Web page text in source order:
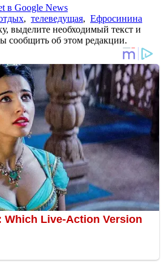
в Google News
, телеведущая, Ефросинина
выделите необходимый текст и
сообщить об этом редакции.